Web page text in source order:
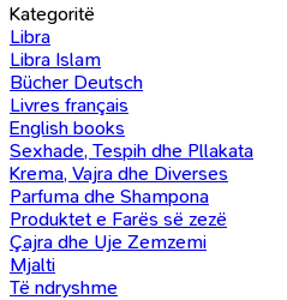
Kategoritë
Libra
Libra Islam
Bücher Deutsch
Livres français
English books
Sexhade, Tespih dhe Pllakata
Krema, Vajra dhe Diverses
Parfuma dhe Shampona
Produktet e Farës së zezë
Çajra dhe Uje Zemzemi
Mjalti
Të ndryshme